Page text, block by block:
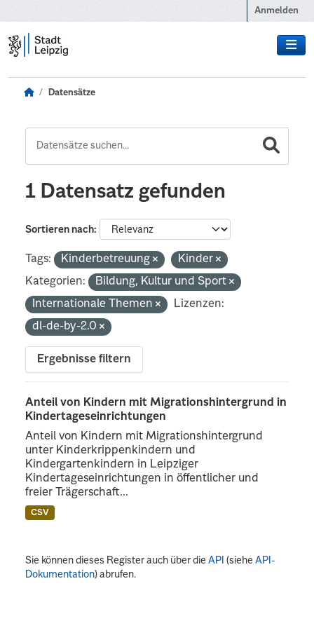
Anmelden
Datensätze
1 Datensatz gefunden
Sortieren nach
Tags: Kinderbetreuung
Kinder
Kategorien:
Bildung, Kultur und Sport
Internationale Themen
Lizenzen:
dl-de-by-2.0
Ergebnisse filtern
Anteil von Kindern mit Migrationshintergrund in
Kindertageseinrichtungen
Anteil von Kindern mit Migrationshintergrund
unter Kinderkrippenkindern und
Kindergartenkindern in Leipziger
Kindertageseinrichtungen in öffentlicher und
freier Trägerschaft...
CSV
Sie können dieses Register auch über dieAPI (sieheAPI-
Dokumentation) abrufen.